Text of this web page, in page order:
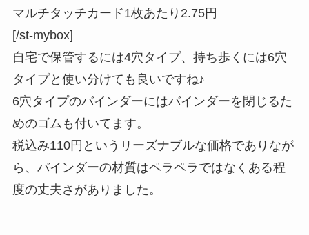
マルチタッチカード1枚あたり2.75円
[/st-mybox]
自宅で保管するには4穴タイプ、持ち歩くには6穴
タイプと 使い分けても良いですね♪
6穴タイプのバインダーにはバインダーを閉じるた
めのゴムも付いてます。
税込み110円というリーズナブルな価格でありなが
ら、バインダーの材質はペラペラではなくある程
度の丈夫さがありました。